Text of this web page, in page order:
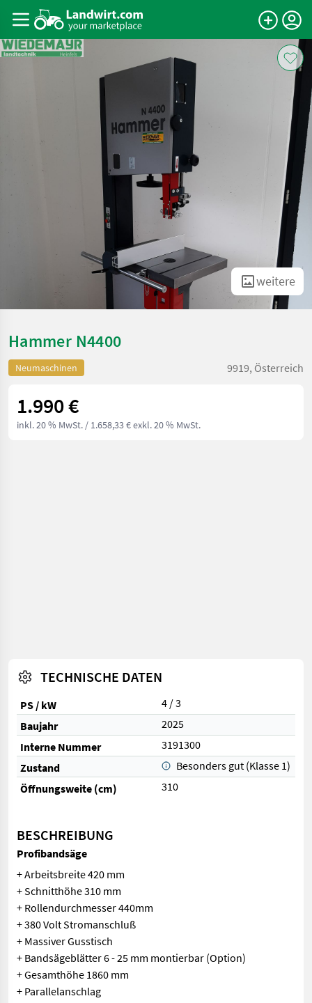
weitere
Hammer N4400
Neumaschinen 9919, Österreich
1.990 €
inkl. 20 % MwSt. / 1.658,33 € exkl. 20 % MwSt.
TECHNISCHE DATEN
PS / kW
4 / 3
Baujahr
2025
Interne Nummer
3191300
Zustand
Besonders gut (Klasse 1)
Öffnungsweite (cm)
310
BESCHREIBUNG
Profibandsäge
+ Arbeitsbreite 420 mm
+ Schnitthöhe 310 mm
+ Rollendurchmesser 440mm
+ 380 Volt Stromanschluß
+ Massiver Gusstisch
+ Bandsägeblätter 6 - 25 mm montierbar (Option)
+ Gesamthöhe 1860 mm
+ Parallelanschlag